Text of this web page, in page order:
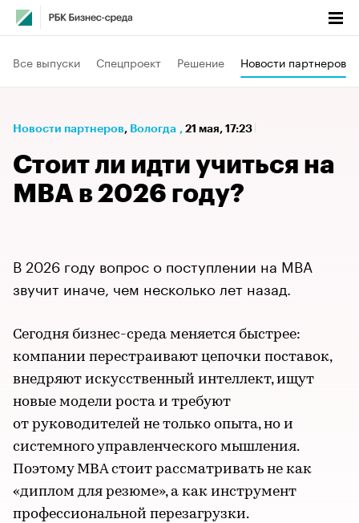
Все выпуски Спецпроект Решение Новости партнеров
Новости партнеров⁠, Вологда , 21 мая, 17:23
Стоит ли идти учиться на
MBA в 2026 году?
В 2026 году вопрос о поступлении на MBA
звучит иначе, чем несколько лет назад.
Сегодня бизнес-среда меняется быстрее:
компании перестраивают цепочки поставок,
внедряют искусственный интеллект, ищут
новые модели роста и требуют
от руководителей не только опыта, но и
системного управленческого мышления.
Поэтому MBA стоит рассматривать не как
«диплом для резюме», а как инструмент
профессиональной перезагрузки.